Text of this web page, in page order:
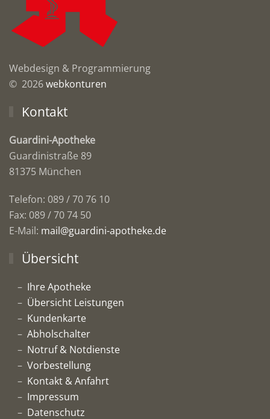
Webdesign & Programmierung
© 2026webkonturen
Kontakt
Guardini-Apotheke
Guardinistraße 89
81375 München
Telefon: 089 / 70 76 10
Fax: 089 / 70 74 50
E-Mail: mail@guardini-apotheke.de
Übersicht
Ihre Apotheke
Übersicht Leistungen
Kundenkarte
Abholschalter
Notruf & Notdienste
Vorbestellung
Kontakt & Anfahrt
Impressum
Datenschutz